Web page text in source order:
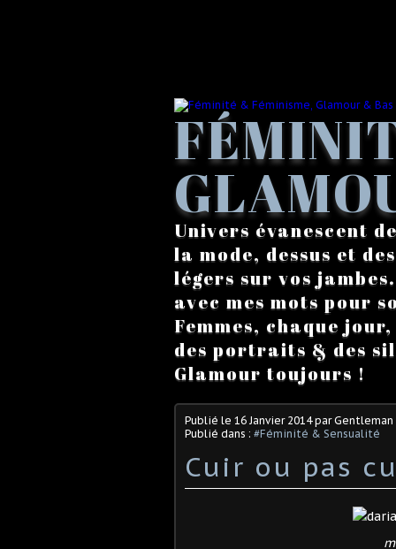
Univers évanescent
la mode, dessus et
légers sur vos
avec mes mots pour
Femmes, chaque
des portraits & des
Glamour toujours !
Publié le 16 Janvier 2014par Gentleman
Publié dans : #Féminité & Sensualité
Cuir ou pas